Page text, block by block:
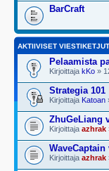
BarCraft
AKTIIVISET VIESTIKETJUT
Pelaamista
Kirjoittaja kKo »
Strategia 101
Kirjoittaja Katoan
ZhuGeLiang
Kirjoittaja azhrak
WaveCaptain
Kirjoittaja azhrak